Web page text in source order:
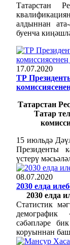
Татарстан
алдыннан
буенча
17.07.2020
ТР
Татарстан
Татар
15 июльдә
Президенты
үстерү
08.07.2020
2030 елда
2030 елда
Статистик
сәбәпләре
коруыннан